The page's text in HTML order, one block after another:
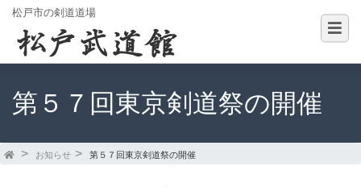
松戸市の剣道道場
第５７回東京剣道祭の開催
お知らせ 第５７回東京剣道祭の開催